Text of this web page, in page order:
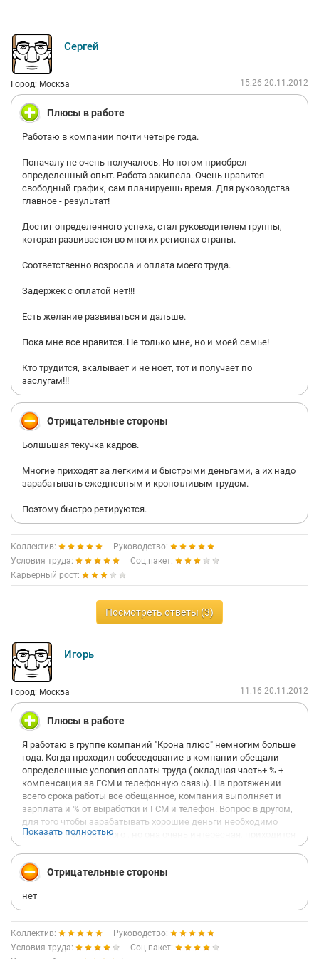
Желающие заработать реальные, честные деньги – добро
пожаловать. И подход очень простой и общепринятый: «Как
по топаешь, так и по лопаешь».
Сергей
Город: Москва 15:26 20.11.2012
Плюсы в работе
Работаю в компании почти четыре года.
Поначалу не очень получалось. Но потом приобрел
определенный опыт. Работа закипела. Очень нравится
свободный график, сам планируешь время. Для руководства
главное - результат!
Достиг определенного успеха, стал руководителем группы,
которая развивается во многих регионах страны.
Соответственно возросла и оплата моего труда.
Задержек с оплатой нет!!!
Есть желание развиваться и дальше.
Пока мне все нравится. Не только мне, но и моей семье!
Кто трудится, вкалывает и не ноет, тот и получает по
заслугам!!!
Отрицательные стороны
Болшьшая текучка кадров.
Многие приходят за легкими и быстрыми деньгами, а их надо
зарабатывать ежедневным и кропотливым трудом.
Поэтому быстро ретируются.
Коллектив:
Руководство:
Условия труда:
Соц.пакет:
Карьерный рост:
Посмотреть ответы (3)
Игорь
Город: Москва 11:16 20.11.2012
Плюсы в работе
Я работаю в группе компаний "Крона плюс" немногим больше
года. Когда проходил собеседование в компании обещали
определенные условия оплаты труда ( окладная часть+ % +
компенсация за ГСМ и телефонную связь). На протяжении
всего срока работы все обещанное, компания выполняет и
зарплата и % от выработки и ГСМ и телефон. Вопрос в другом,
для того чтобы зарабатывать хорошие деньги необходимо
работать. Работы много , но она очень интересная, приходится
общаться с разными людьми в различных сферах
деятельности. В компании работают профессионалы, на
любой вопрос всегда можно получить исчерпывающий ответ.
иной обстановке.
Люди пишут, что их обманывают и не платят зарплату. Я
лично такого не видел и не слышал. Если человек говорит,
что работал , а по факту выясняется, что он не где не был, ни с
Показать полностью
Отрицательные стороны
нет
Коллектив:
Руководство:
Условия труда:
Соц.пакет: